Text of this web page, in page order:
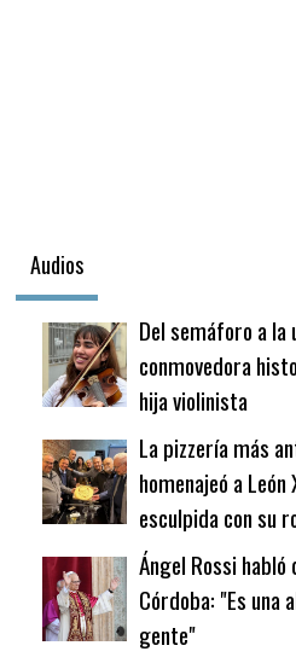
Audios
Del semáforo a la
conmovedora
hija violinista
La pizzería más
homenajeó a León
esculpida con su
Ángel Rossi habló
Córdoba: "Es una
gente"